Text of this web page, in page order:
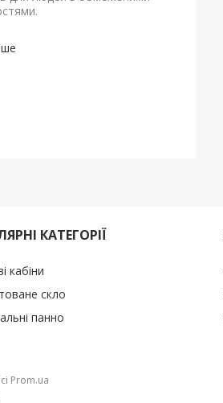
КАТЕГОРІЇ
кабіни
скло
панно
Prom.ua